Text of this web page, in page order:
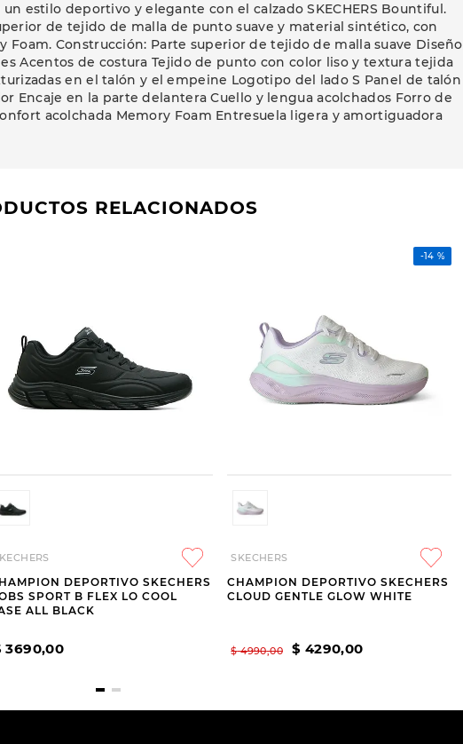
estilo deportivo y elegante con el calzado SKECHERS Bountiful.
de tejido de malla de punto suave y material sintético, con
Foam. Construcción: Parte superior de tejido de malla suave Diseño
Acentos de costura Tejido de punto con color liso y textura tejida
en el talón y el empeine Logotipo del lado S Panel de talón
Encaje en la parte delantera Cuello y lengua acolchados Forro de
acolchada Memory Foam Entresuela ligera y amortiguadora
RELACIONADOS
DEPORTIVO SKECHERS
SPORT B FLEX LO COOL
ALL BLACK
3690,00
-14 %
SKECHERS
CHAMPION DEPORTIVO SKECHERS
CLOUD GENTLE GLOW WHITE
$ 4990,00 $ 4290,00